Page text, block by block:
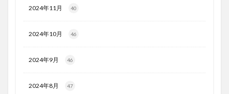
2024年11月 40
2024年10月 46
2024年9月 46
2024年8月 47